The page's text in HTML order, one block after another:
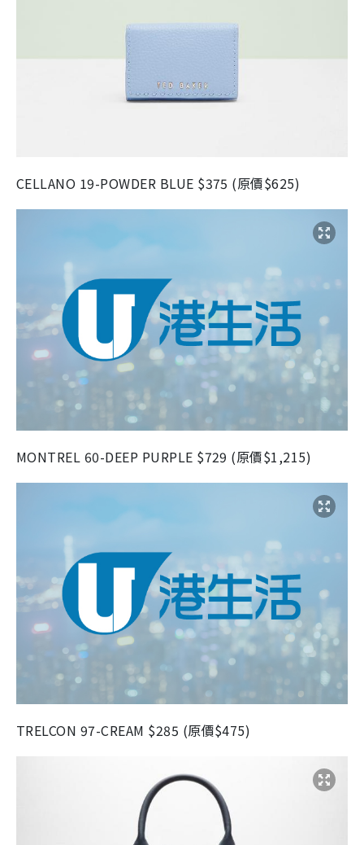
CELLANO 19-POWDER BLUE $375 (原價$625)
MONTREL 60-DEEP PURPLE $729 (原價$1,215)
TRELCON 97-CREAM $285 (原價$475)